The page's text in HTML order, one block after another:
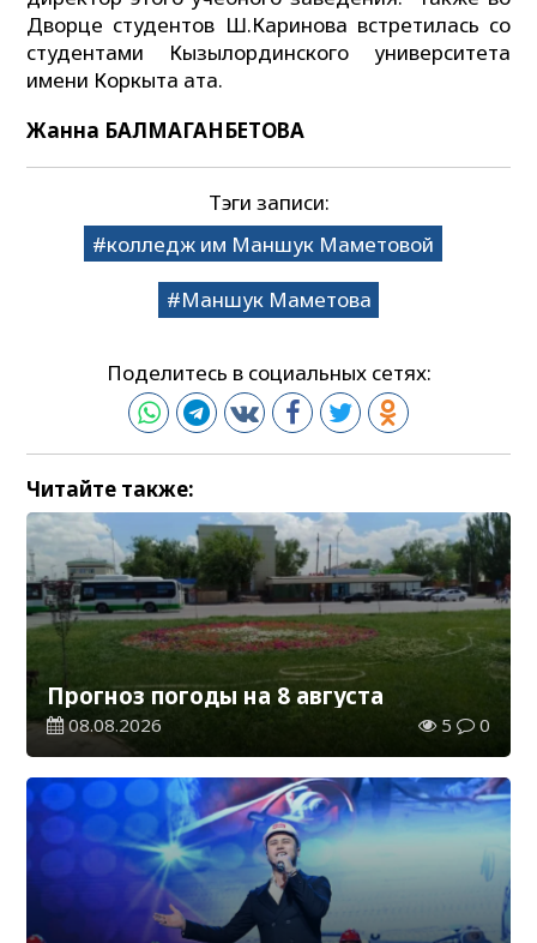
Дворце студентов Ш.Каринова встретилась со
студентами Кызылординского университета
имени Коркыта ата.
Жанна БАЛМАГАНБЕТОВА
Тэги записи:
колледж им Маншук Маметовой
Маншук Маметова
Поделитесь в социальных сетях:
Читайте также:
Прогноз погоды на 8 августа
08.08.2026 5 0